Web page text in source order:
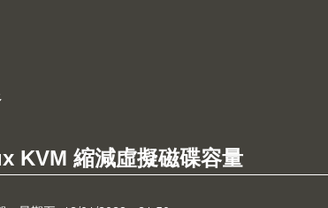
KVM 縮減虛擬磁碟容量